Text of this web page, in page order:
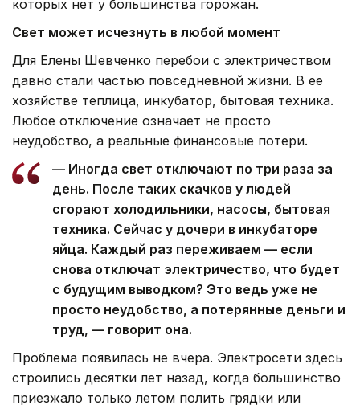
которых нет у большинства горожан.
Свет может исчезнуть в любой момент
Для Елены Шевченко перебои с электричеством
давно стали частью повседневной жизни. В ее
хозяйстве теплица, инкубатор, бытовая техника.
Любое отключение означает не просто
неудобство, а реальные финансовые потери.
— Иногда свет отключают по три раза за
день. После таких скачков у людей
сгорают холодильники, насосы, бытовая
техника. Сейчас у дочери в инкубаторе
яйца. Каждый раз переживаем — если
снова отключат электричество, что будет
с будущим выводком? Это ведь уже не
просто неудобство, а потерянные деньги и
труд, — говорит она.
Проблема появилась не вчера. Электросети здесь
строились десятки лет назад, когда большинство
приезжало только летом полить грядки или